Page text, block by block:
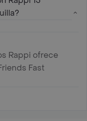
Rappi ofrece
Fast